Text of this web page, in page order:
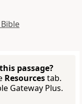
passage?
Resourcestab.
Gateway Plus.